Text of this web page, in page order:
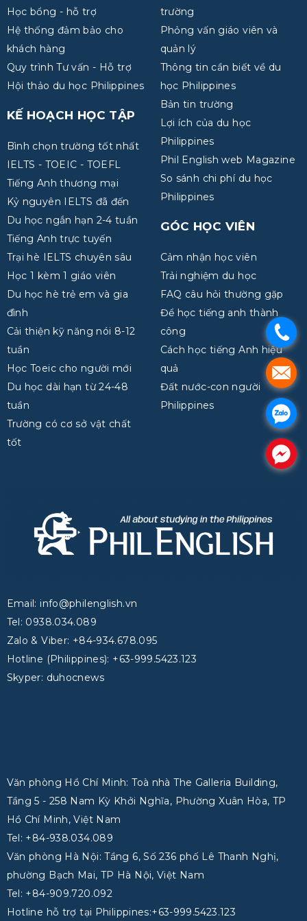
Học bổng - hỗ trợ
Hệ thống đảm bảo cho
khách hàng
Quy trình Tư vấn - Hỗ trợ
Hội thảo du học Philippines
KẾ HOẠCH HỌC TẬP
Bình chọn trường tốt nhất
IELTS - TOEIC - TOEFL
Tiếng Anh thương mại
Kỷ nguyên IELTS đã đến
Du học ngắn hạn 2-4 tuần
Tiếng Anh trực tuyến
Trại hè IELTS chuyên sâu
Học 1 kèm 1 giáo viên
Du học hè trẻ em và gia
đình
Cải thiện kỹ năng nói 8-12
tuần
Học Toeic cho người mới
Du học dài hạn từ 24-48
tuần
Trường có cơ sở vật chất
tốt
trường
Phỏng vấn giáo viên và
quản lý
Thông tin cần biết về du
học Philippines
Bản tin trường
Lợi ích của du học
Philippines
Phil English web Magazine
So sánh chi phí du học
Philippines
GÓC HỌC VIÊN
Cảm nhận học viên
Trải nghiệm du học
FAQ câu hỏi thường gặp
Để học tiếng anh thành
công
Cách học tiếng Anh hiệu
quả
Đất nước-con người
Philippines
Email: info@philenglish.vn
Tel: 0938.034.089
Zalo & Viber: +84-934.678.095
Hotline (Philippines): +63-999.5423.123
Skyper: duhocnews
Văn phòng Hồ Chí Minh: Toà nhà The Galleria Building,
Tầng 5 - 258 Nam Kỳ Khởi Nghĩa, Phường Xuân Hòa, TP
Hồ Chí Minh, Việt Nam
Tel: +84-938.034.089
Văn phòng Hà Nội: Tầng 6, Số 236 phố Lê Thanh Nghị,
phường Bạch Mai, TP Hà Nội, Việt Nam
Tel: +84-909.720.092
Hotline hỗ trợ tại Philippines:+63-999.5423.123
.
.
.
.